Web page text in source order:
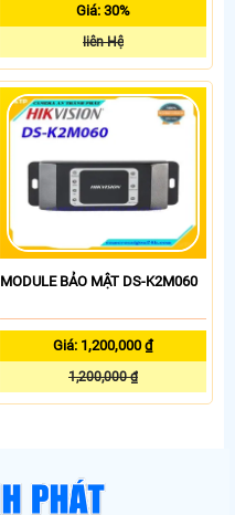
Giá: 30%
liên Hệ
MODULE BẢO MẬT DS-K2M060
Giá: 1,200,000 ₫
1,200,000 ₫